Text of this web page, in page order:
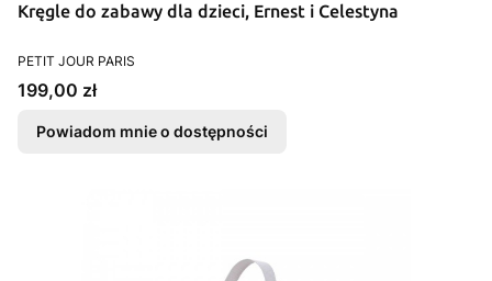
Kręgle do zabawy dla dzieci, Ernest i Celestyna
PRODUCENT
PETIT JOUR PARIS
Cena
199,00 zł
Powiadom mnie o dostępności